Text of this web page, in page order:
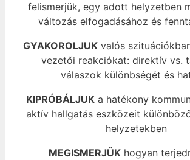
felismerjük, egy adott helyzetben
változás elfogadásához és
GYAKOROLJUK valós
vezetői reakciókat: direktív vs.
válaszok különbségét és
KIPRÓBÁLJUK a hatékony
aktív hallgatás eszközeit
helyzetekben
MEGISMERJÜK hogyan